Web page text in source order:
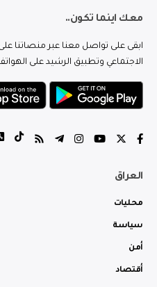
معك اينما تكون..
ابقى على تواصل معنا عبر منصاتنا
الاجتماعي وتطبيق الرشيد على
العراق
محليات
سياسة
أمن
أقتصاد